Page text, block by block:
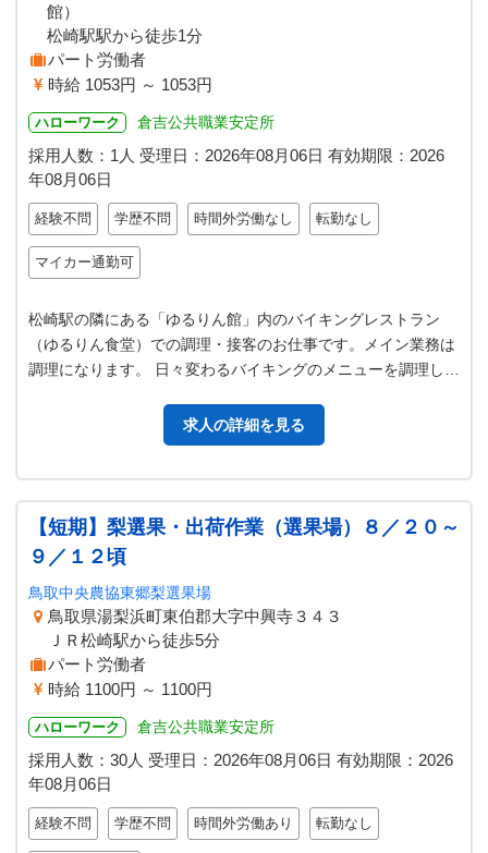
館）
松崎駅駅から徒歩1分
パート労働者
時給 1053円 ～ 1053円
ハローワーク 倉吉公共職業安定所
採用人数：1人 受理日： 2026年08月06日 有効期限： 2026
年08月06日
経験不問 学歴不問 時間外労働なし 転勤なし
マイカー通勤可
松崎駅の隣にある「ゆるりん館」内のバイキングレストラン
（ゆるりん食堂）での調理・接客のお仕事です。メイン業務は
調理になります。 日々変わるバイキングのメニューを調理して
求人の詳細を見る
【短期】梨選果・出荷作業（選果場）８／２０～
９／１２頃
鳥取中央農協東郷梨選果場
鳥取県湯梨浜町東伯郡大字中興寺３４３
ＪＲ松崎駅から徒歩5分
パート労働者
時給 1100円 ～ 1100円
ハローワーク 倉吉公共職業安定所
採用人数：30人 受理日： 2026年08月06日 有効期限： 2026
年08月06日
経験不問 学歴不問 時間外労働あり 転勤なし